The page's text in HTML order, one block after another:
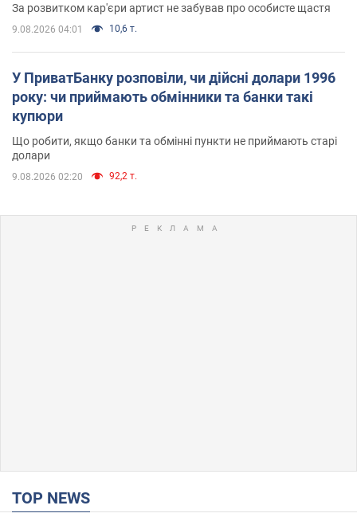
За розвитком кар'єри артист не забував про особисте щастя
9.08.2026 04:01 10,6 т.
У ПриватБанку розповіли, чи дійсні долари 1996
року: чи приймають обмінники та банки такі
купюри
Що робити, якщо банки та обмінні пункти не приймають старі
долари
9.08.2026 02:20 92,2 т.
TOP NEWS